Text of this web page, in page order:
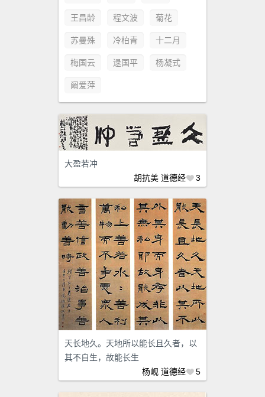
王昌龄 程文波 菊花
苏曼殊 冷柏青 十二月
梅国云 逯国平 杨凝式
阚爱萍
大盈若冲
胡抗美 道德经 3
天长地久。天地所以能长且久者，以
其不自生，故能长生
杨岘 道德经 5